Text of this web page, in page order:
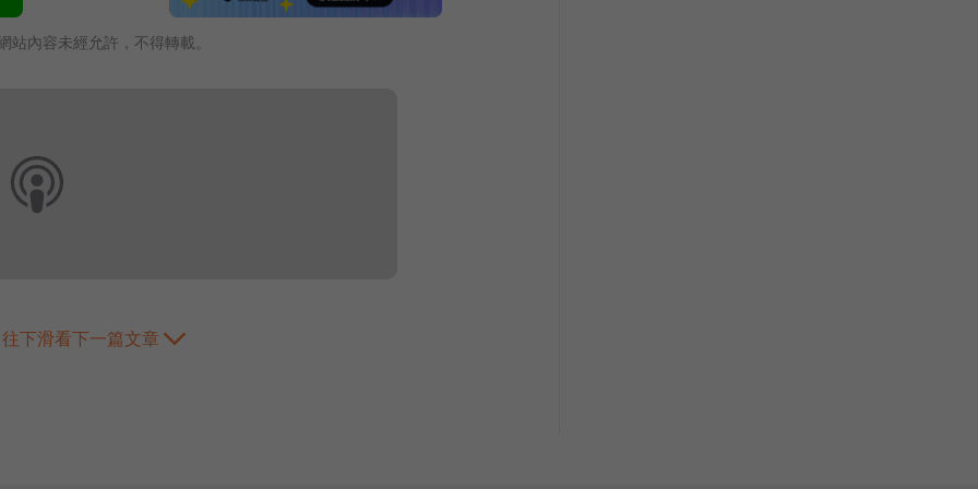
站內容未經允許，不得轉載。
往下滑看下一篇文章